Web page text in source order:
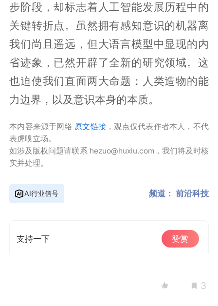
步阶段，却标志着人工智能发展历程中的
关键转折点。虽然拥有感知意识的机器离
我们尚且遥远，但大语言模型中显现的内
省迹象，已然开辟了全新的研究领域。这
也迫使我们直面两大命题：人类造物的能
力边界，以及意识本身的本质。
本内容来源于网络 原文链接 ，观点仅代表作者本人，不代
表虎嗅立场。
如涉及版权问题请联系 hezuo@huxiu.com，我们将及时核
实并处理。
AI行业信号 频道： 前沿科技
支持一下 赞赏
3